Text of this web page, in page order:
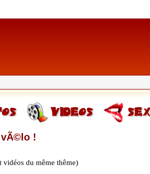
!
vidéos du même thême)